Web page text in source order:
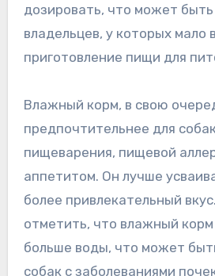
дозировать, что может
владельцев, у которых мало
приготовление пищи для
Влажный корм, в свою
предпочтительнее для
пищеварения, пищевой
аппетитом. Он лучше
более привлекательный
отметить, что влажный
больше воды, что может
собак с заболеваниями